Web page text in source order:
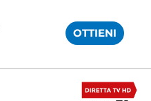
OTTIENI